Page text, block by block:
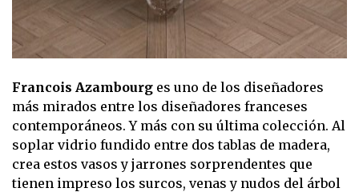
Francois Azambourg es uno de los diseñadores
más mirados entre los diseñadores franceses
contemporáneos. Y más con su última colección. Al
soplar vidrio fundido entre dos tablas de madera,
crea estos vasos y jarrones sorprendentes que
tienen impreso los surcos, venas y nudos del árbol